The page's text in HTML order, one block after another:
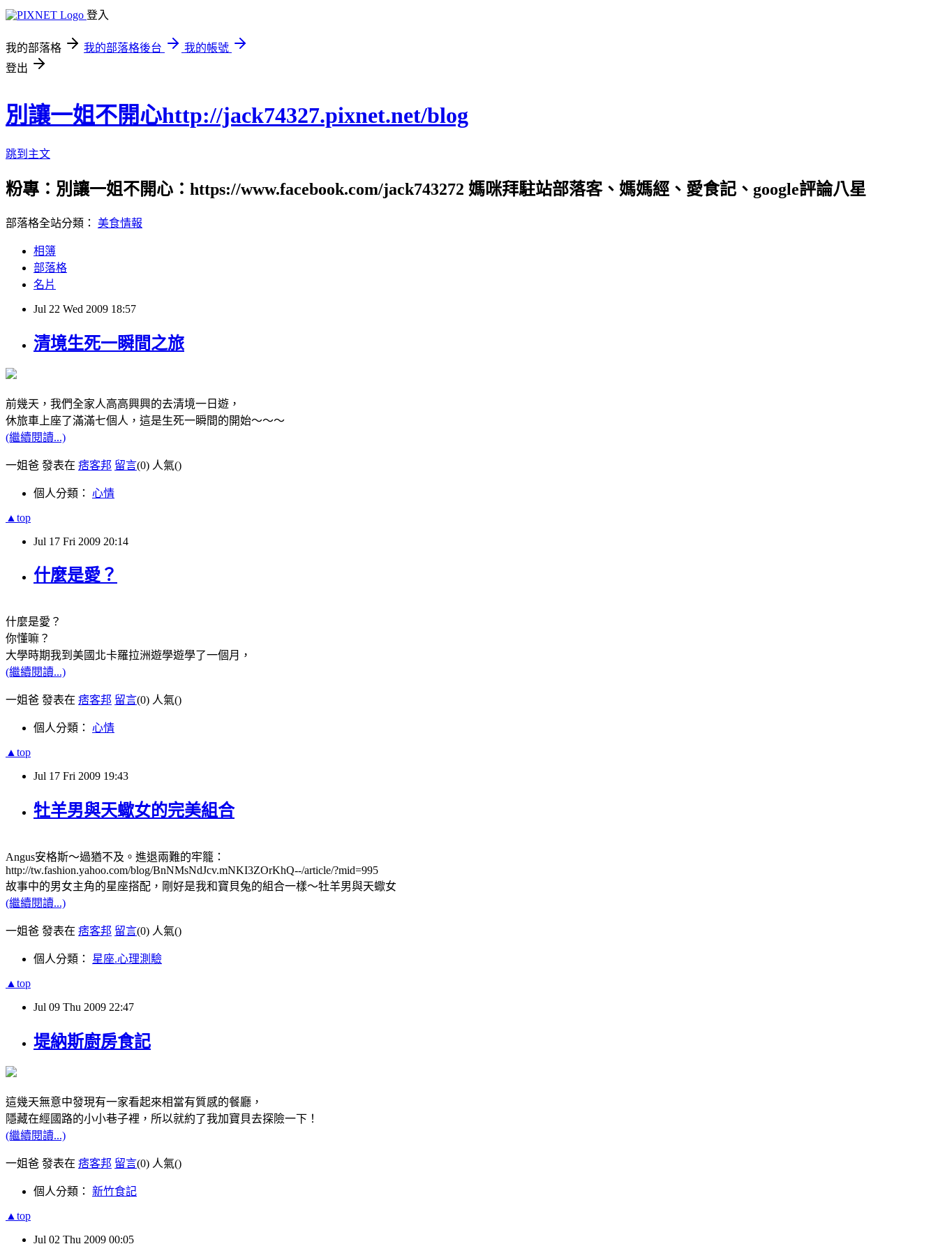
登入
我的部落格 我的部落格後台
我的帳號
登出
別讓一姐不開心http://jack74327.pixnet.net/blog
跳到主文
粉專：別讓一姐不開心：https://www.facebook.com/jack743272 媽咪拜駐站部落客、媽媽經、愛食記、google評論八星
部落格全站分類： 美食情報
相簿
部落格
名片
Jul 22 Wed 2009 18:57
清境生死一瞬間之旅
前幾天，我們全家人高高興興的去清境一日遊，
休旅車上座了滿滿七個人，這是生死一瞬間的開始～～～
(繼續閱讀...)
一姐爸 發表在 痞客邦 留言(0) 人氣()
個人分類： 心情
▲top
Jul 17 Fri 2009 20:14
什麼是愛？
什麼是愛？
你懂嘛？
大學時期我到美國北卡羅拉洲遊學遊學了一個月，
(繼續閱讀...)
一姐爸 發表在 痞客邦 留言(0) 人氣()
個人分類： 心情
▲top
Jul 17 Fri 2009 19:43
牡羊男與天蠍女的完美組合
Angus安格斯～過猶不及。進退兩難的牢籠：
http://tw.fashion.yahoo.com/blog/BnNMsNdJcv.mNKI3ZOrKhQ--/article/?mid=995
故事中的男女主角的星座搭配，剛好是我和寶貝兔的組合一樣～牡羊男與天蠍女
(繼續閱讀...)
一姐爸 發表在 痞客邦 留言(0) 人氣()
個人分類： 星座.心理測驗
▲top
Jul 09 Thu 2009 22:47
堤納斯廚房食記
這幾天無意中發現有一家看起來相當有質感的餐廳，
隱藏在經國路的小小巷子裡，所以就約了我加寶貝去探險一下！
(繼續閱讀...)
一姐爸 發表在 痞客邦 留言(0) 人氣()
個人分類： 新竹食記
▲top
Jul 02 Thu 2009 00:05